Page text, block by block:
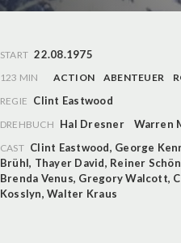
START 22.08.1975
123 MIN ACTION ABENTEUER
REGIE Clint Eastwood
DREHBUCH Hal Dresner Warren
CAST Clint Eastwood, George
Brühl, Thayer David, Reiner
Brenda Venus, Gregory Walcott,
Kosslyn,Walter Kraus